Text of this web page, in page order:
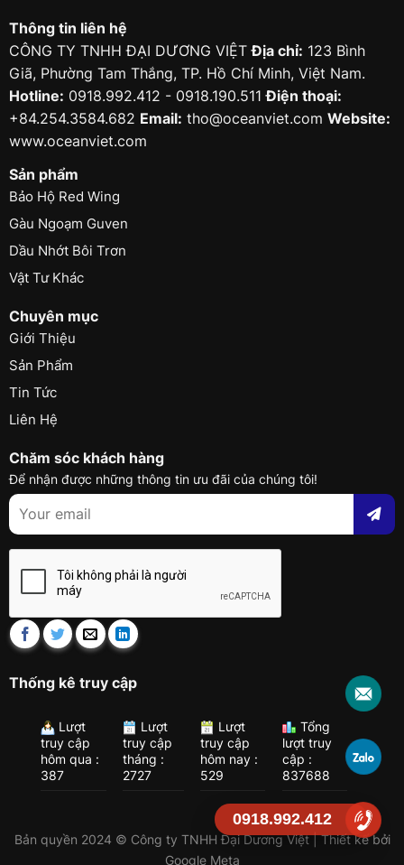
Thông tin liên hệ
CÔNG TY TNHH ĐẠI DƯƠNG VIỆTĐịa chỉ: 123 Bình
Giã, Phường Tam Thắng, TP. Hồ Chí Minh, Việt Nam.
Hotline: 0918.992.412 - 0918.190.511Điện thoại:
+84.254.3584.682 Email: tho@oceanviet.com Website:
www.oceanviet.com
Sản phẩm
Bảo Hộ Red Wing
Gàu Ngoạm Guven
Dầu Nhớt Bôi Trơn
Vật Tư Khác
Chuyên mục
Giới Thiệu
Sản Phẩm
Tin Tức
Liên Hệ
Chăm sóc khách hàng
Để nhận được những thông tin ưu đãi của chúng tôi!
Thống kê truy cập
Lượt
truy cập
hôm qua :
387
Lượt
truy cập
tháng :
2727
Lượt
truy cập
hôm nay :
529
Tổng
lượt truy
cập :
837688
Bản quyền 2024 © Công ty TNHH Đại Dương Việt | Thiết kế bởi
Google Meta
0918.992.412